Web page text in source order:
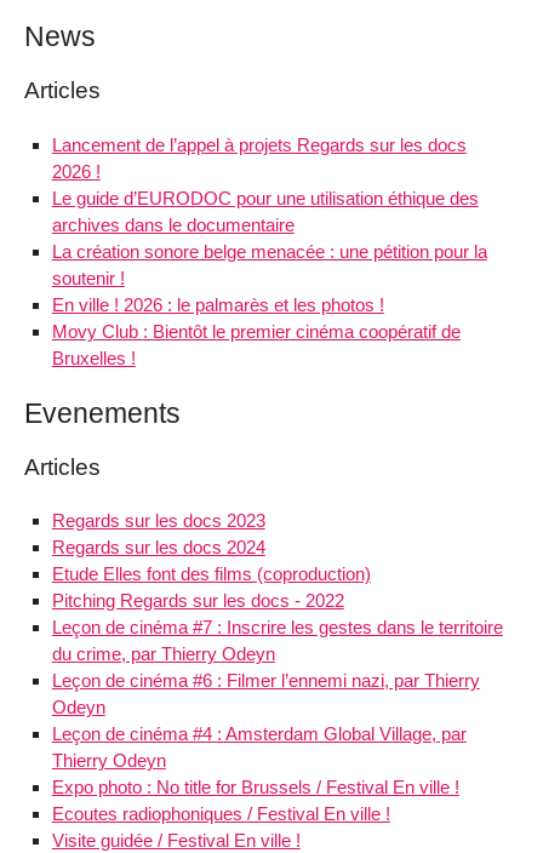
News
Articles
Lancement de l’appel à projets Regards sur les docs
2026 !
Le guide d’EURODOC pour une utilisation éthique des
archives dans le documentaire
La création sonore belge menacée : une pétition pour la
soutenir !
En ville ! 2026 : le palmarès et les photos !
Movy Club : Bientôt le premier cinéma coopératif de
Bruxelles !
Evenements
Articles
Regards sur les docs 2023
Regards sur les docs 2024
Etude Elles font des films (coproduction)
Pitching Regards sur les docs - 2022
Leçon de cinéma #7 : Inscrire les gestes dans le territoire
du crime, par Thierry Odeyn
Leçon de cinéma #6 : Filmer l’ennemi nazi, par Thierry
Odeyn
Leçon de cinéma #4 : Amsterdam Global Village, par
Thierry Odeyn
Expo photo : No title for Brussels / Festival En ville !
Ecoutes radiophoniques / Festival En ville !
Visite guidée / Festival En ville !